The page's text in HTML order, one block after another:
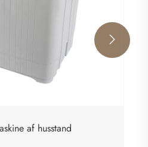
af husstand
